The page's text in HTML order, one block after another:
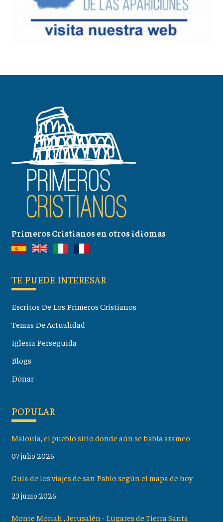
Primeros Cristianos en otros idiomas
TE PUEDE INTERESAR
Escritos De Los Primeros Cristianos
Temas De Actualidad
Iglesia Perseguida
Blogs
Donar
POPULAR
Maloula, el pueblo sirio donde aún se habla arameo
07 julio 2026
Guía de los viajes de san Pablo según el mapa de hoy
23 junio 2026
Monte Moriah , Jerusalén - Lugares de Tierra Santa